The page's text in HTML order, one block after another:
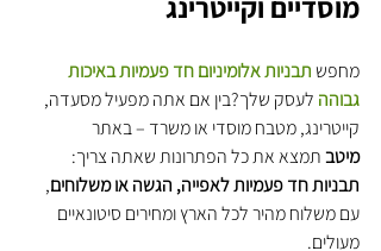
מחפש תבניות אלומיניום חד פעמיות באיכות
גבוהה לעסק שלך?בין אם אתה מפעיל מסעדה,
קייטרינג, מטבח מוסדי או משרד – באתר
מיטב תמצא את כל הפתרונות שאתה צריך:
תבניות חד פעמיות לאפייה, הגשה או משלוחים,
עם משלוח מהיר לכל הארץ ומחירים סיטונאיים
מעולים.